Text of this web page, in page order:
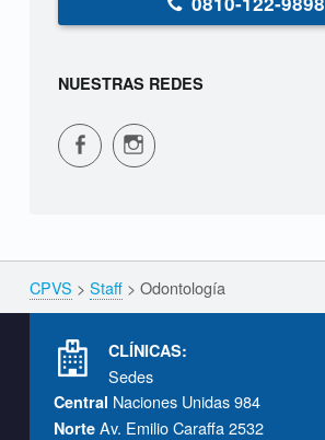
NUESTRAS REDES
CPVS en Facebook CPVS en Instagram
Breadcrumbs navigation
CPVS > Staff> Odontología
CLÍNICAS:
Sedes
Central Naciones Unidas 984
Norte Av. Emilio Caraffa 2532